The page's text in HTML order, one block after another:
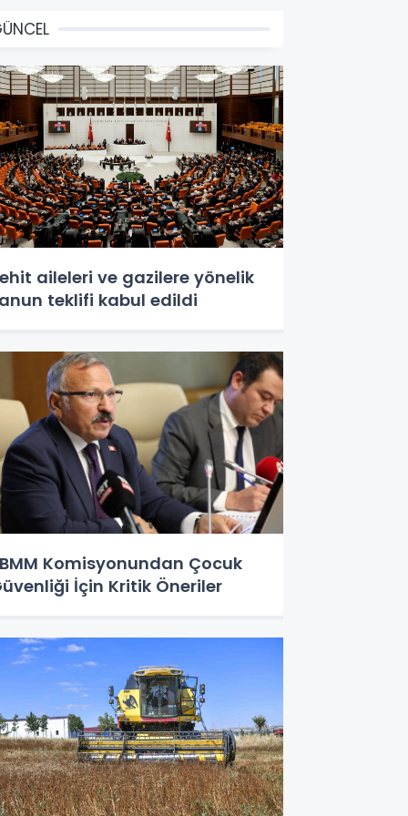
aileleri ve gazilere yönelik
teklifi kabul edildi
Komisyonundan Çocuk
İçin Kritik Öneriler